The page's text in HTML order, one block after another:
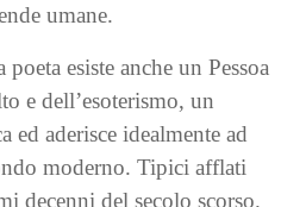
umane.
esiste anche un Pessoa
e dell’esoterismo, un
ed aderisce idealmente ad
moderno. Tipici afflati
decenni del secolo scorso.